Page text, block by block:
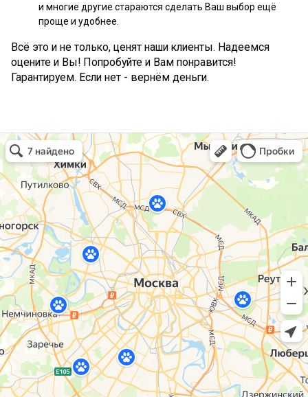
и многие другие стараются сделать Ваш выбор ещё
проще и удобнее.
Всё это и не только, ценят наши клиенты. Надеемся
оцените и Вы! Попробуйте и Вам понравится!
Гарантируем. Если нет - вернём деньги.